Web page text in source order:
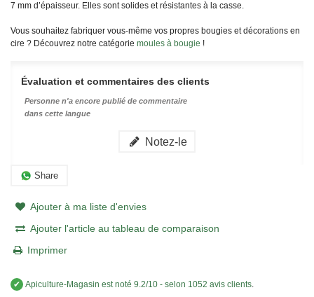
7 mm d’épaisseur. Elles sont solides et résistantes à la casse.
Vous souhaitez fabriquer vous-même vos propres bougies et décorations en
cire ? Découvrez notre catégorie moules à bougie !
Évaluation et commentaires des clients
Personne n'a encore publié de commentaire
dans cette langue
Notez-le
Share
Ajouter à ma liste d'envies
Ajouter l'article au tableau de comparaison
Imprimer
✔ Apiculture-Magasin est noté 9.2/10 - selon 1052 avis clients.